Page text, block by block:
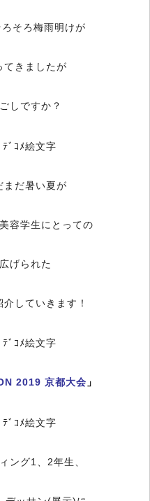
そろ梅雨明けが
てきましたが
しですか？
まだ暑い夏が
容学生にとっての
げられた
していきます！
2019 京都大会 」
ング1、2年生、